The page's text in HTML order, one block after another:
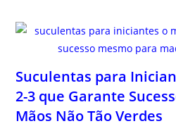
Suculentas para
2-3 que Garante
Mãos Não Tão Verdes